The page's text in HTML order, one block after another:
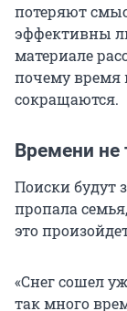
потеряют
эффективны
материале
почему
сокращаются.
Времени не
Поиски будут
пропала
это
«Снег сошел
так много